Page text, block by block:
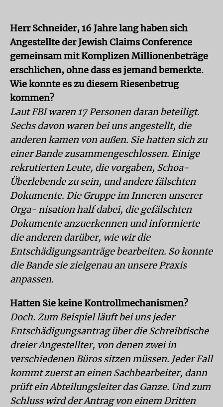
Herr Schneider, 16 Jahre lang haben sich
Angestellte der Jewish Claims Conference
gemeinsam mit Komplizen Millionenbeträge
erschlichen, ohne dass es jemand bemerkte.
Wie konnte es zu diesem Riesenbetrug
kommen?
Laut FBI waren 17 Personen daran beteiligt.
Sechs davon waren bei uns angestellt, die
anderen kamen von außen. Sie hatten sich zu
einer Bande zusammengeschlossen. Einige
rekrutierten Leute, die vorgaben, Schoa-
Überlebende zu sein, und andere fälschten
Dokumente. Die Gruppe im Inneren unserer
Orga- nisation half dabei, die gefälschten
Dokumente anzuerkennen und informierte
die anderen darüber, wie wir die
Entschädigungsanträge bearbeiten. So konnte
die Bande sie zielgenau an unsere Praxis
anpassen.
Hatten Sie keine Kontrollmechanismen?
Doch. Zum Beispiel läuft bei uns jeder
Entschädigungsantrag über die Schreibtische
dreier Angestellter, von denen zwei in
verschiedenen Büros sitzen müssen. Jeder Fall
kommt zuerst an einen Sachbearbeiter, dann
prüft ein Abteilungsleiter das Ganze. Und zum
Schluss wird der Antrag von einem Dritten